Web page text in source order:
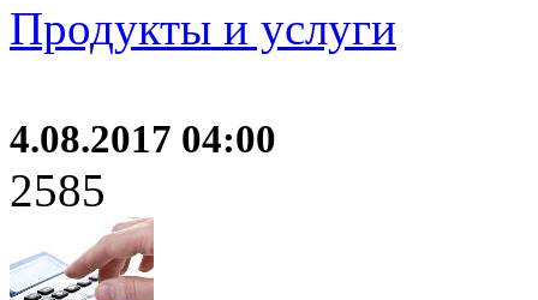
Продукты и услуги
4.08.2017 04:00
2585